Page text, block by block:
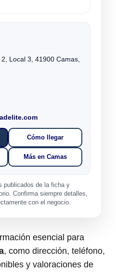
Local 3, 41900 Camas,
Cómo llegar
Más en Camas
publicados de la ficha y
Confirma siempre detalles,
con el negocio.
esencial para
, como dirección, teléfono,
y valoraciones de